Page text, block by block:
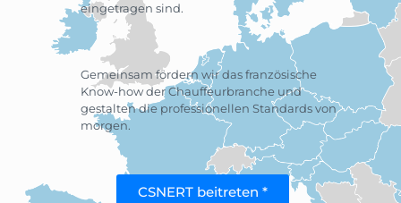
eingetragen sind.
Gemeinsam fördern wir das französische
Know-how der Chauffeurbranche und
gestalten die professionellen Standards von
morgen.
CSNERT beitreten *